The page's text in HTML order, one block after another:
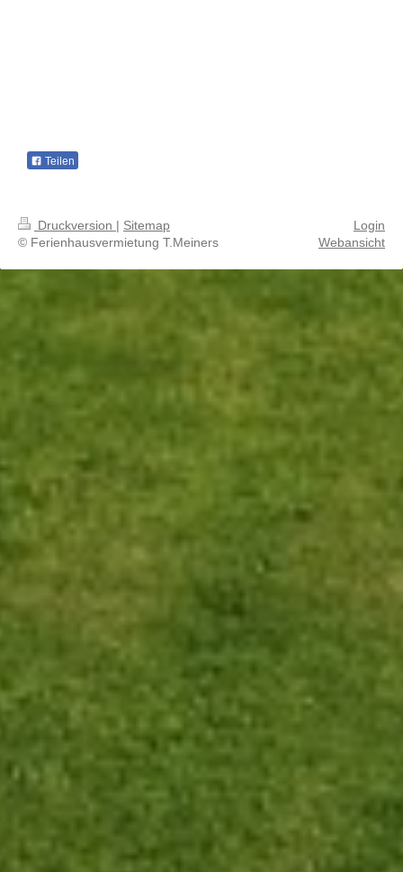
Teilen
Druckversion | Sitemap
© Ferienhausvermietung T.Meiners
Login
Webansicht